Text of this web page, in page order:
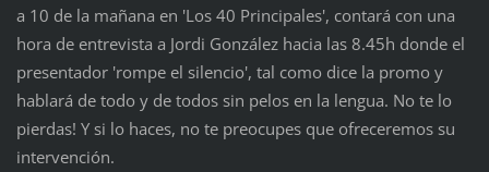
a 10 de la mañana en 'Los 40 Principales', contará con una
hora de entrevista a Jordi González hacia las 8.45h donde el
presentador 'rompe el silencio', tal como dice la promo y
hablará de todo y de todos sin pelos en la lengua. No te lo
pierdas! Y si lo haces, no te preocupes que ofreceremos su
intervención.